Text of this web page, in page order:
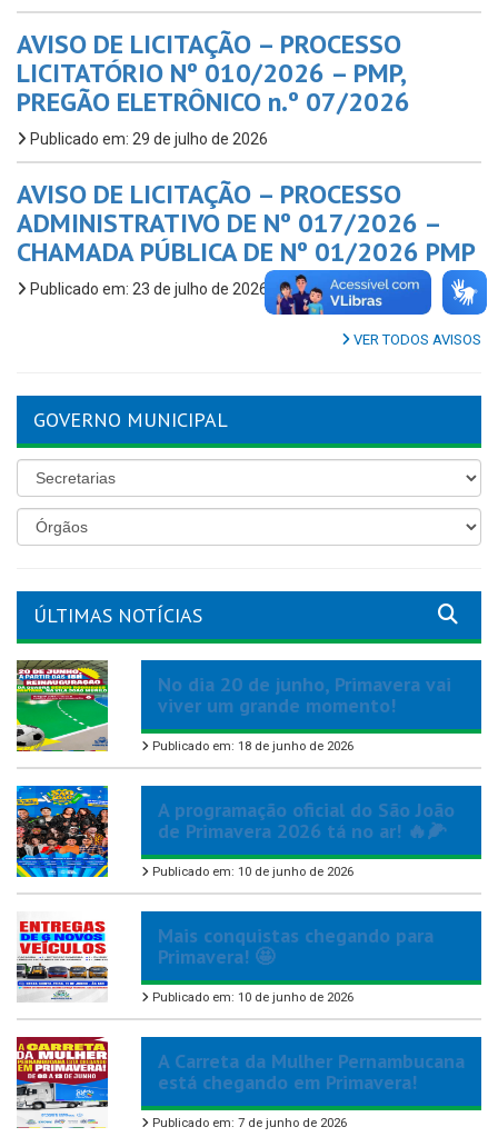
AVISO DE LICITAÇÃO – PROCESSO
LICITATÓRIO Nº 010/2026 – PMP,
PREGÃO ELETRÔNICO n.º 07/2026
Publicado em: 29 de julho de 2026
AVISO DE LICITAÇÃO – PROCESSO
ADMINISTRATIVO DE Nº 017/2026 –
CHAMADA PÚBLICA DE Nº 01/2026 PMP
Publicado em: 23 de julho de 2026
VER TODOS AVISOS
GOVERNO MUNICIPAL
ÚLTIMAS NOTÍCIAS
No dia 20 de junho, Primavera vai
viver um grande momento!
Publicado em: 18 de junho de 2026
A programação oficial do São João
de Primavera 2026 tá no ar! 🔥🌽
Publicado em: 10 de junho de 2026
Mais conquistas chegando para
Primavera! 🤩
Publicado em: 10 de junho de 2026
A Carreta da Mulher Pernambucana
está chegando em Primavera!
Publicado em: 7 de junho de 2026